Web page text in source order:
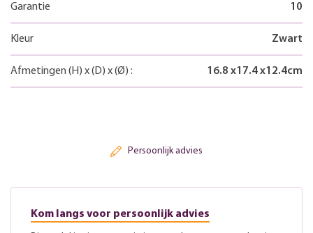
Garantie 10
Kleur Zwart
Afmetingen (H) x(D) x(Ø) : 16.8 x17.4x12.4cm
Persoonlijk advies
Kom langs voor persoonlijk advies